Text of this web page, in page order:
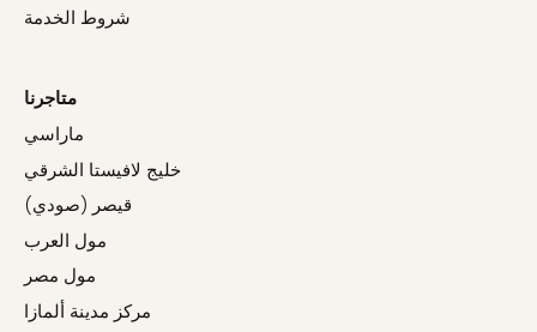
شروط الخدمة
متاجرنا
ماراسي
خليج لافيستا الشرقي
قيصر (صودي)
مول العرب
مول مصر
مركز مدينة ألمازا